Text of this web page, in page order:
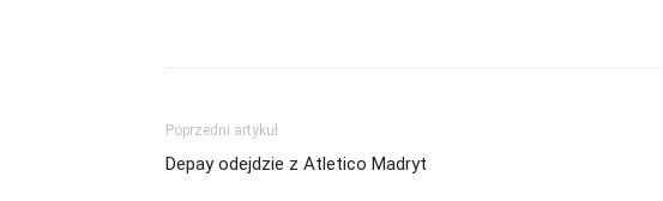
Poprzedni artykuł
Depay odejdzie z Atletico Madryt